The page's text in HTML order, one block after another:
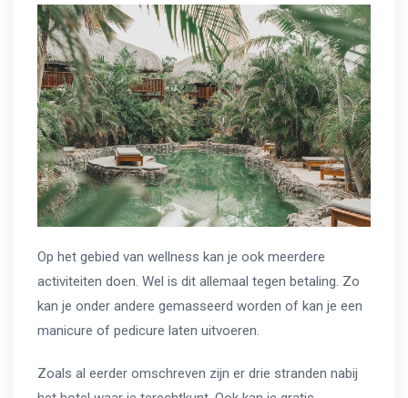
Op het gebied van wellness kan je ook meerdere
activiteiten doen. Wel is dit allemaal tegen betaling. Zo
kan je onder andere gemasseerd worden of kan je een
manicure of pedicure laten uitvoeren.
Zoals al eerder omschreven zijn er drie stranden nabij